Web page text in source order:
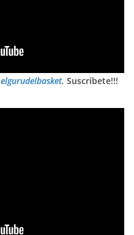
elgurudelbasket. Suscríbete!!!